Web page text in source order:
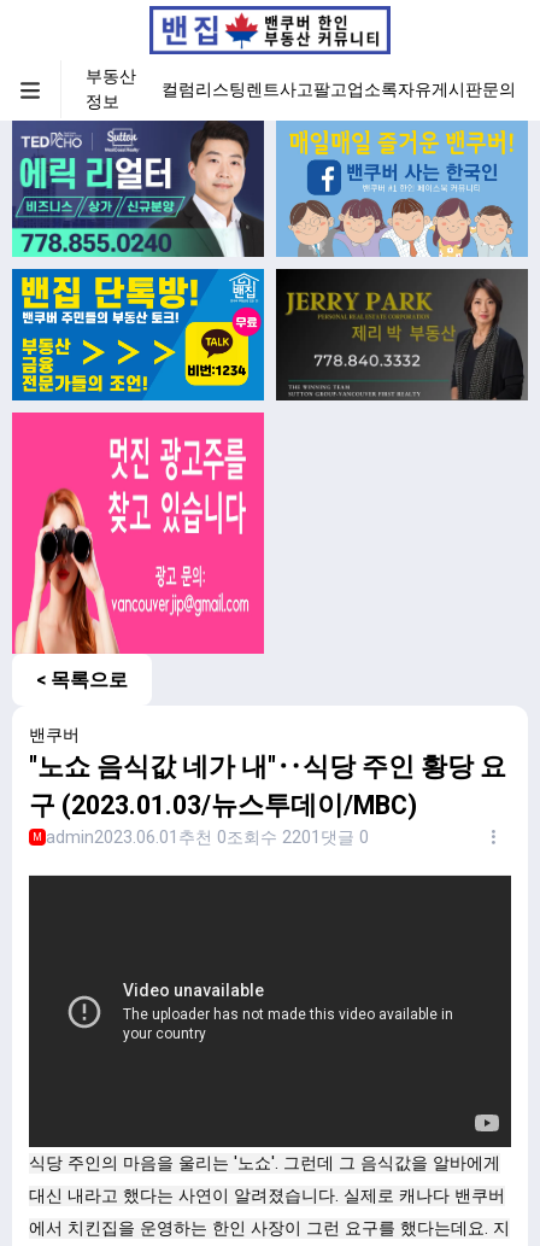
부동산
정보
컬럼리스팅렌트사고팔고업소록자유게시판문의
< 목록으로
밴쿠버
"노쇼 음식값 네가 내"‥식당 주인 황당 요
구 (2023.01.03/뉴스투데이/MBC)
M admin2023.06.01 추천 0조회수 2201 댓글 0
식당 주인의 마음을 울리는 '노쇼'. 그런데 그 음식값을 알바에게
대신 내라고 했다는 사연이 알려졌습니다. 실제로 캐나다 밴쿠버
에서 치킨집을 운영하는 한인 사장이 그런 요구를 했다는데요. 지